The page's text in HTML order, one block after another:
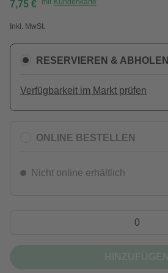
7,75 € mit Kundenkarte
Inkl. MwSt.
RESERVIEREN & ABHOLEN
Verfügbarkeit im Markt prüfen
ONLINE BESTELLEN
Nicht online erhältlich